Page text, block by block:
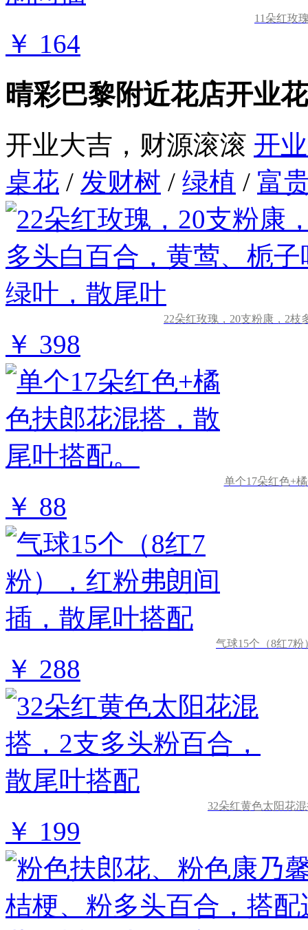
11朵红玫
￥ 164
晴彩巴黎附近花店开业
开业大吉，财源滚滚 开
桌花 / 发财树 / 绿植 / 富
22朵红玫瑰，20支粉康，2
￥ 398
单个17朵红色+
￥ 88
气球15个（8红7
￥ 288
32朵红黄色太阳花
￥ 199